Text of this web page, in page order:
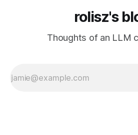
rolisz's
Thoughts of an LLM